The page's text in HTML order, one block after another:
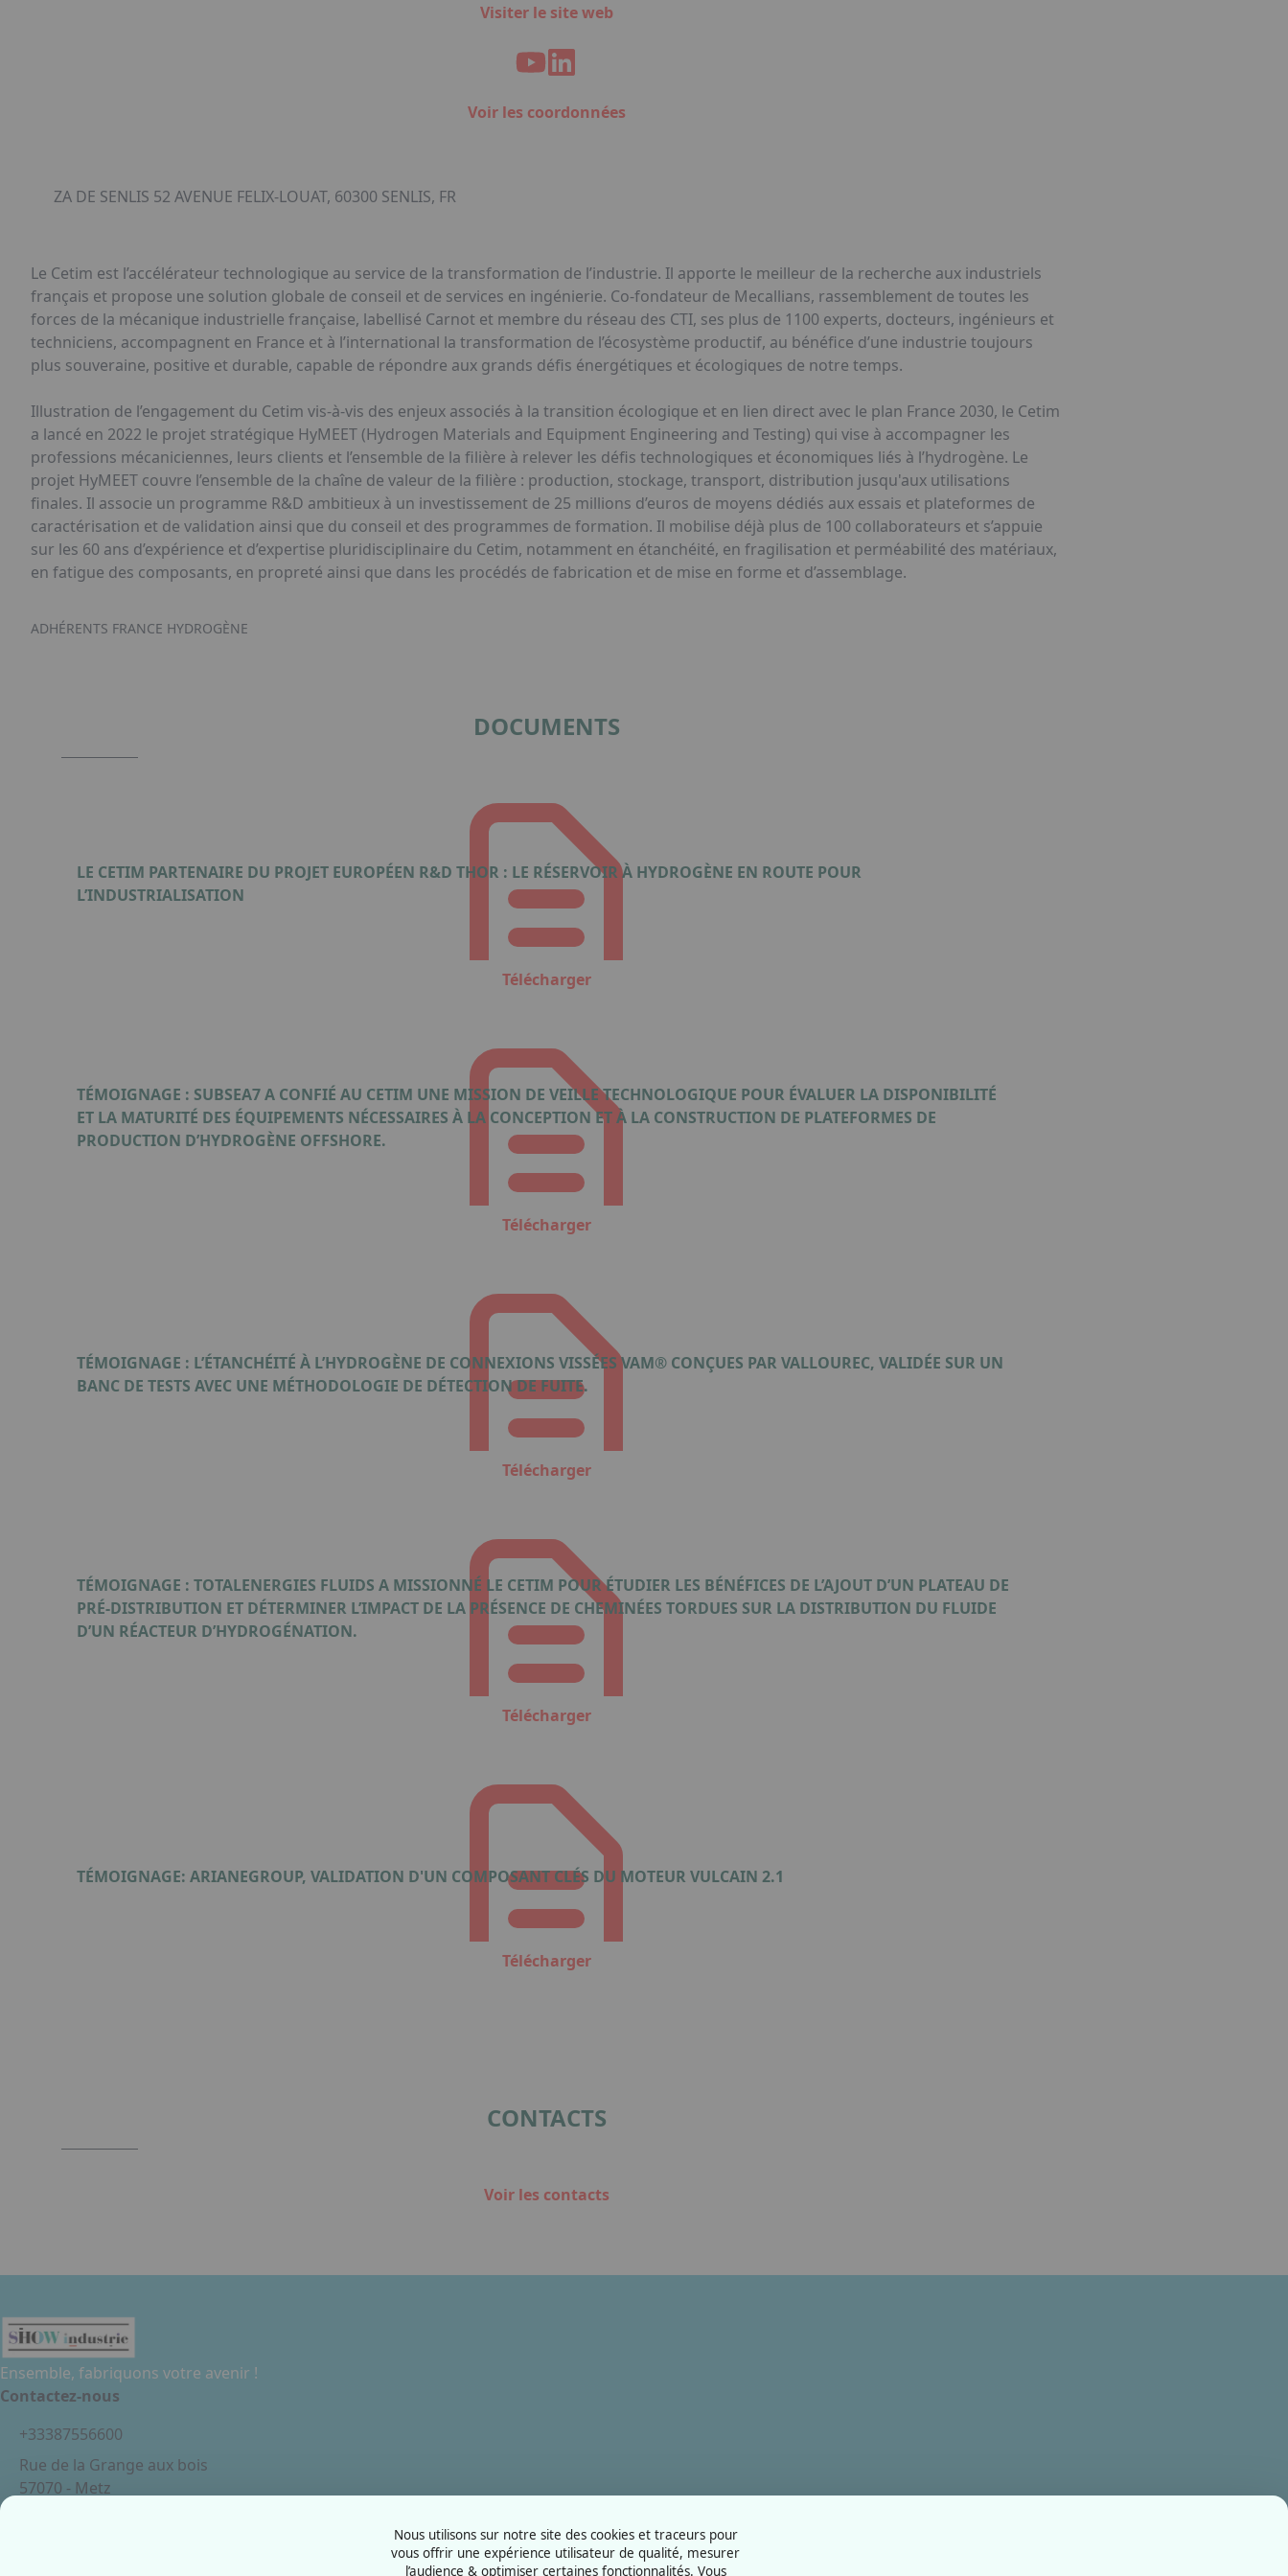
Visiter le site web
Voir les coordonnées
ZA DE SENLIS 52 AVENUE FELIX-LOUAT, 60300 SENLIS, FR
Le Cetim est l’accélérateur technologique au service de la transformation de l’industrie. Il apporte le meilleur de la recherche aux industriels
français et propose une solution globale de conseil et de services en ingénierie. Co-fondateur de Mecallians, rassemblement de toutes les
forces de la mécanique industrielle française, labellisé Carnot et membre du réseau des CTI, ses plus de 1100 experts, docteurs, ingénieurs et
techniciens, accompagnent en France et à l’international la transformation de l’écosystème productif, au bénéfice d’une industrie toujours
plus souveraine, positive et durable, capable de répondre aux grands défis énergétiques et écologiques de notre temps.
Illustration de l’engagement du Cetim vis-à-vis des enjeux associés à la transition écologique et en lien direct avec le plan France 2030, le Cetim
a lancé en 2022 le projet stratégique HyMEET (Hydrogen Materials and Equipment Engineering and Testing) qui vise à accompagner les
professions mécaniciennes, leurs clients et l’ensemble de la filière à relever les défis technologiques et économiques liés à l’hydrogène. Le
projet HyMEET couvre l’ensemble de la chaîne de valeur de la filière : production, stockage, transport, distribution jusqu'aux utilisations
finales. Il associe un programme R&D ambitieux à un investissement de 25 millions d’euros de moyens dédiés aux essais et plateformes de
caractérisation et de validation ainsi que du conseil et des programmes de formation. Il mobilise déjà plus de 100 collaborateurs et s’appuie
sur les 60 ans d’expérience et d’expertise pluridisciplinaire du Cetim, notamment en étanchéité, en fragilisation et perméabilité des matériaux,
en fatigue des composants, en propreté ainsi que dans les procédés de fabrication et de mise en forme et d’assemblage.
ADHÉRENTS FRANCE HYDROGÈNE
DOCUMENTS
LE CETIM PARTENAIRE DU PROJET EUROPÉEN R&D THOR : LE RÉSERVOIR À HYDROGÈNE EN ROUTE POUR
L’INDUSTRIALISATION
Télécharger
TÉMOIGNAGE : SUBSEA7 A CONFIÉ AU CETIM UNE MISSION DE VEILLE TECHNOLOGIQUE POUR ÉVALUER LA DISPONIBILITÉ
ET LA MATURITÉ DES ÉQUIPEMENTS NÉCESSAIRES À LA CONCEPTION ET À LA CONSTRUCTION DE PLATEFORMES DE
PRODUCTION D’HYDROGÈNE OFFSHORE.
Télécharger
TÉMOIGNAGE : L’ÉTANCHÉITÉ À L’HYDROGÈNE DE CONNEXIONS VISSÉES VAM® CONÇUES PAR VALLOUREC, VALIDÉE SUR UN
BANC DE TESTS AVEC UNE MÉTHODOLOGIE DE DÉTECTION DE FUITE.
Télécharger
TÉMOIGNAGE : TOTALENERGIES FLUIDS A MISSIONNÉ LE CETIM POUR ÉTUDIER LES BÉNÉFICES DE L’AJOUT D’UN PLATEAU DE
PRÉ-DISTRIBUTION ET DÉTERMINER L’IMPACT DE LA PRÉSENCE DE CHEMINÉES TORDUES SUR LA DISTRIBUTION DU FLUIDE
D’UN RÉACTEUR D’HYDROGÉNATION.
Télécharger
TÉMOIGNAGE: ARIANEGROUP, VALIDATION D'UN COMPOSANT CLÉS DU MOTEUR VULCAIN 2.1
Télécharger
CONTACTS
Voir les contacts
Ensemble, fabriquons votre avenir !
Contactez-nous
+33387556600
Rue de la Grange aux bois
57070 - Metz
Nous utilisons sur notre site des cookies et traceurs pour
vous offrir une expérience utilisateur de qualité, mesurer
l’audience & optimiser certaines fonctionnalités. Vous